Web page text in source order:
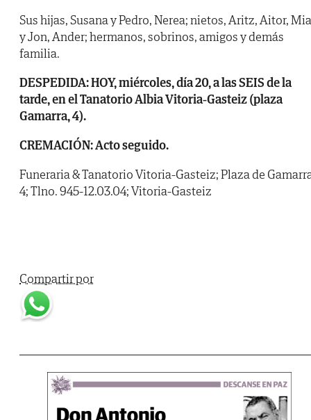
Sus hijas, Susana y Pedro, Nerea; nietos, Aritz, Aitor, Mia
y Jon, Ander; hermanos, sobrinos, amigos y demás
familia.
DESPEDIDA: HOY, miércoles, día 20, a las SEIS de la
tarde, en el Tanatorio Albia Vitoria-Gasteiz (plaza
Gamarra, 4).
CREMACIÓN: Acto seguido.
Funeraria & Tanatorio Vitoria-Gasteiz; Plaza de
4; Tlno. 945-12.03.04; Vitoria-Gasteiz
Compartir por